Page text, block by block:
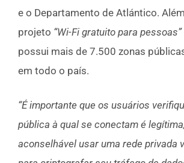
e o Departamento de Atlántico.
projeto “Wi-Fi gratuito para pessoas”
possui mais de 7.500 zonas
em todo o país.
“É importante que os usuários
pública à qual se conectam é
aconselhável usar uma rede privada